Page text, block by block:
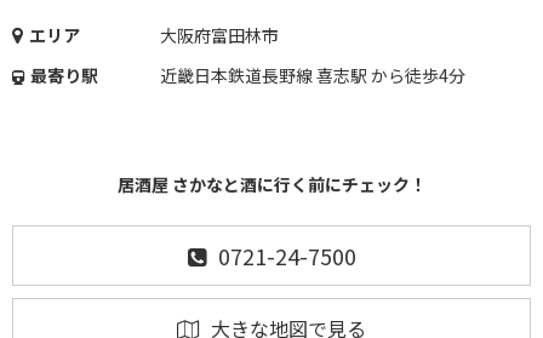
エリア
大阪府富田林市
最寄り駅
近畿日本鉄道長野線 喜志駅 から徒歩4分
居酒屋 さかなと酒に行く前にチェック！
0721-24-7500
大きな地図で見る